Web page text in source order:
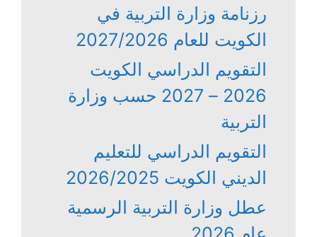
رزنامة وزارة التربية في
الكويت للعام 2027/2026
التقويم الدراسي الكويت
2026 – 2027 حسب وزارة
التربية
التقويم الدراسي للتعليم
الديني الكويت 2026/2025
عطل وزارة التربية الرسمية